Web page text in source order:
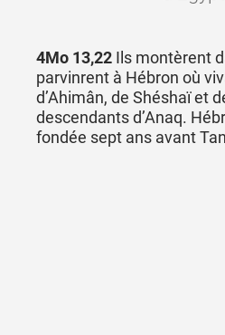
4Mo 13,22 Ils montèrent
parvinrent à Hébron où
d’Ahimân, de Shéshaï et
descendants d’Anaq.
fondée sept ans avant